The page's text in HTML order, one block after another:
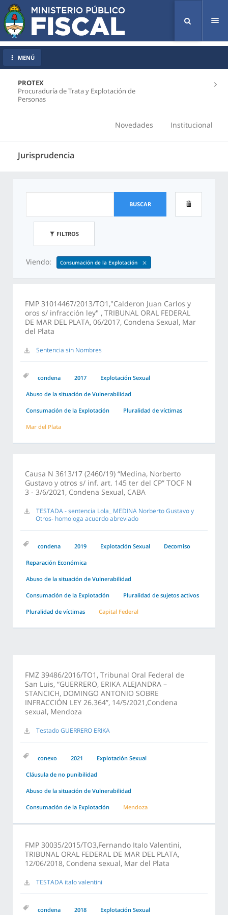
PROTEX
Procuraduría de Trata y Explotación de
Personas
Novedades Institucional
Jurisprudencia
MENÚ
BUSCAR
FILTROS
Viendo: Consumación de la Explotación
FMP 31014467/2013/TO1,"Calderon Juan Carlos y
oros s/ infracción ley" , TRIBUNAL ORAL FEDERAL
DE MAR DEL PLATA, 06/2017, Condena Sexual, Mar
del Plata
Sentencia sin Nombres
condena 2017 Explotación Sexual
Abuso de la situación de Vulnerabilidad
Consumación de la Explotación Pluralidad de víctimas
Mar del Plata
Causa N 3613/17 (2460/19) “Medina, Norberto
Gustavo y otros s/ inf. art. 145 ter del CP” TOCF N
3 - 3/6/2021, Condena Sexual, CABA
TESTADA - sentencia Lola_ MEDINA Norberto Gustavo y
Otros- homologa acuerdo abreviado
condena 2019 Explotación Sexual Decomiso
Reparación Económica
Abuso de la situación de Vulnerabilidad
Consumación de la Explotación Pluralidad de sujetos activos
Pluralidad de víctimas Capital Federal
FMZ 39486/2016/TO1, Tribunal Oral Federal de
San Luis, “GUERRERO, ERIKA ALEJANDRA –
STANCICH, DOMINGO ANTONIO SOBRE
INFRACCIÓN LEY 26.364”, 14/5/2021,Condena
sexual, Mendoza
Testado GUERRERO ERIKA
conexo 2021 Explotación Sexual
Cláusula de no punibilidad
Abuso de la situación de Vulnerabilidad
Consumación de la Explotación Mendoza
FMP 30035/2015/TO3,Fernando Italo Valentini,
TRIBUNAL ORAL FEDERAL DE MAR DEL PLATA,
12/06/2018, Condena sexual, Mar del Plata
TESTADA italo valentini
condena 2018 Explotación Sexual